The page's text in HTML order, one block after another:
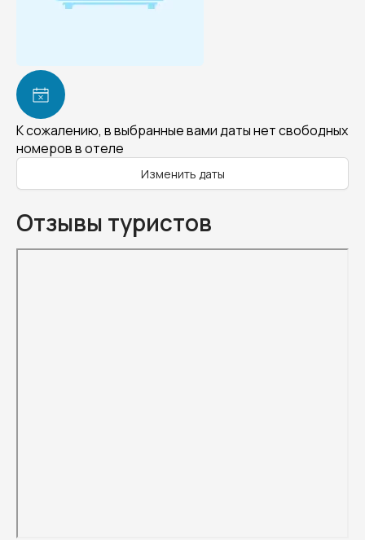
К сожалению, в выбранные вами даты нет свободных
номеров в отеле
Изменить даты
Отзывы туристов